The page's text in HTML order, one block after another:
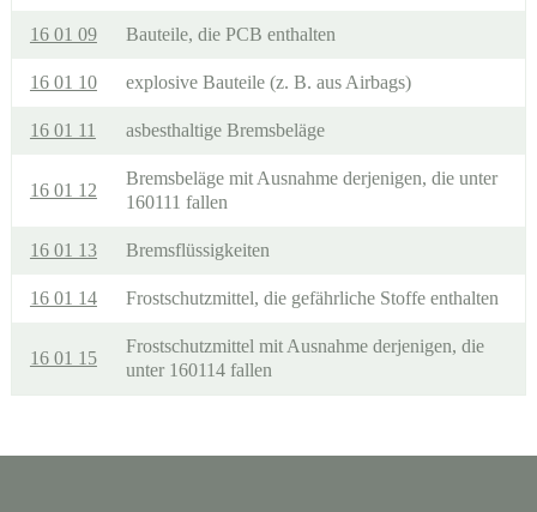
16 01 09 Bauteile, die PCB enthalten
16 01 10 explosive Bauteile (z. B. aus Airbags)
16 01 11 asbesthaltige Bremsbeläge
16 01 12
Bremsbeläge mit Ausnahme derjenigen, die unter
160111 fallen
16 01 13 Bremsflüssigkeiten
16 01 14 Frostschutzmittel, die gefährliche Stoffe enthalten
16 01 15
Frostschutzmittel mit Ausnahme derjenigen, die
unter 160114 fallen